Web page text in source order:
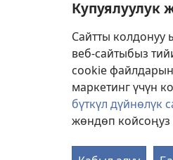
Купуялуулук
Сайтты
веб-сайтыбыз
cookie файлдарын
маркетинг үчүн
бүткүл дүйнөлүк
жөндөп койсоңуз